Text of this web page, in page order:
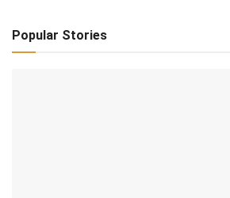
Popular Stories